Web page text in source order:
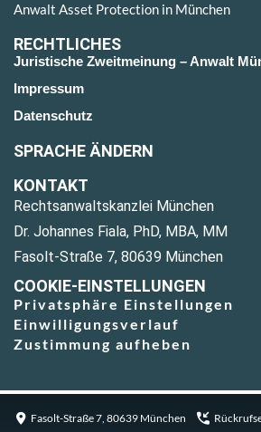
Anwalt Asset Protection in München
RECHTLICHES
Juristische Zweitmeinung – Anwalt
Impressum
Datenschutz
SPRACHE ÄNDERN
KONTAKT
Rechtsanwaltskanzlei München
Dr. Johannes Fiala, PhD, MBA, MM
Fasolt-Straße 7, 80639 München
COOKIE-EINSTELLUNGEN
Privatsphäre Einstellungen
Einwilligungsverlauf
Zustimmung aufheben
Fasolt-Straße 7, 80639 München